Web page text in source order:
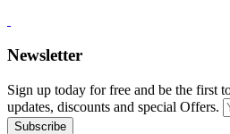
Newsletter
Sign up today for free and be the first
updates, discounts and special Offers.
Subscribe